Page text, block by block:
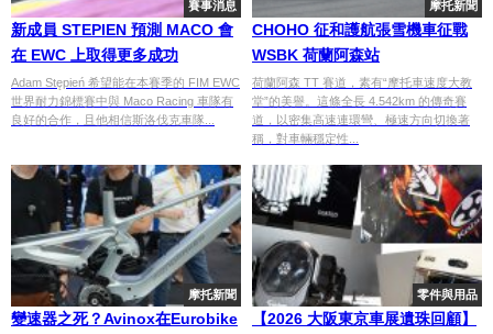
賽事消息
新成員 STEPIEN 預測 MACO 會
在 EWC 上取得更多成功
Adam Stępień 希望能在本賽季的 FIM EWC
世界耐力錦標賽中與 Maco Racing 車隊有
良好的合作，且他相信斯洛伐克車隊...
摩托新聞
CHOHO 征和護航張雪機車征戰
WSBK 荷蘭阿森站
荷蘭阿森 TT 賽道，素有“摩托車速度大教
堂”的美譽。這條全長 4.542km 的傳奇賽
道，以密集高速連環彎、極速方向切換著
稱，對車輛穩定性...
摩托新聞
變速器之死？Avinox在Eurobike
零件與用品
【2026 大阪東京車展遺珠回顧】